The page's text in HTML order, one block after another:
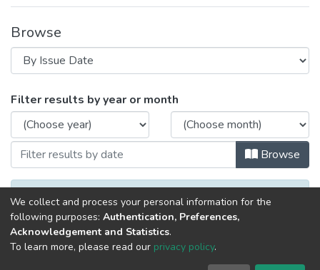
Browse
Browsing Вестник Барановичского
Filter results by year or month
Browse
No items to show.
DSpace software copyright © 2002-2026
We collect and process your personal information for the
following purposes: Authentication, Preferences,
Acknowledgement and Statistics.
To learn more, please read our privacy policy.